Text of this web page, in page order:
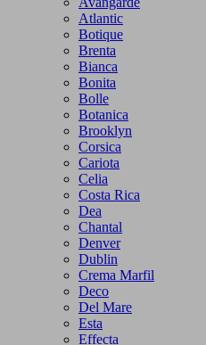
Atlantic
Botique
Brenta
Bianca
Bonita
Bolle
Botanica
Brooklyn
Corsica
Cariota
Celia
Costa Rica
Dea
Chantal
Denver
Dublin
Crema Marfil
Deco
Del Mare
Esta
Effecta